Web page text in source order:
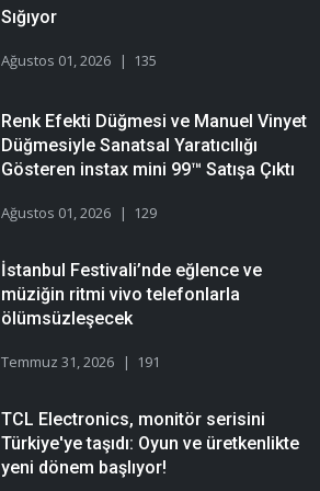
Sığıyor
Ağustos 01, 2026 135
Renk Efekti Düğmesi ve Manuel Vinyet
Düğmesiyle Sanatsal Yaratıcılığı
Gösteren instax mini 99™ Satışa Çıktı
Ağustos 01, 2026 129
İstanbul Festivali’nde eğlence ve
müziğin ritmi vivo telefonlarla
ölümsüzleşecek
Temmuz 31, 2026 191
TCL Electronics, monitör serisini
Türkiye'ye taşıdı: Oyun ve üretkenlikte
yeni dönem başlıyor!